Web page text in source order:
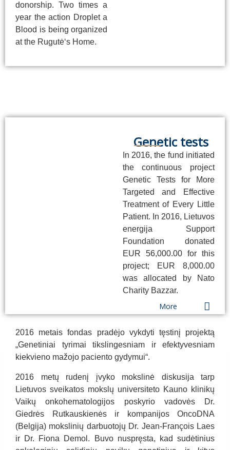
donorship. Two times a
year the action Droplet a
Blood is being organized
at the Rugutė‘s Home.
Genetic tests
In 2016, the fund initiated
the continuous project
Genetic Tests for More
Targeted and Effective
Treatment of Every Little
Patient. In 2016, Lietuvos
energija Support
Foundation donated
EUR 56,000.00 for this
project; EUR 8,000.00
was allocated by Nato
Charity Bazzar.
More
2016 metais fondas pradėjo vykdyti tęstinį projektą
„Genetiniai tyrimai tikslingesniam ir efektyvesniam
kiekvieno mažojo paciento gydymui“.
2016 metų rudenį įvyko mokslinė diskusija tarp
Lietuvos sveikatos mokslų universiteto Kauno klinikų
Vaikų onkohematologijos poskyrio vadovės Dr.
Giedrės Rutkauskienės ir kompanijos OncoDNA
(Belgija) mokslinių darbuotojų Dr. Jean-François Laes
ir Dr. Fiona Demol. Buvo nuspręsta, kad sudėtinius